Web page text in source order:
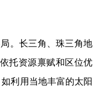
。长三角、珠三角地
托资源禀赋和区位优
利用当地丰富的太阳